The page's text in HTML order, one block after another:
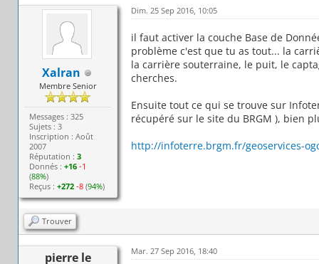
Xalran
Membre Senior
Messages : 325
Sujets : 3
Inscription : Août
2007
Réputation :3
Donnés :+16 -1
(88%)
Reçus :+272 -8 (94%)
Dim. 25 Sep 2016, 10:05
il faut activer la couche Base de
problème c'est que tu as tout... la
la carrière souterraine, le puit, le
cherches.
Ensuite tout ce qui se trouve sur
récupéré sur le site du BRGM ), bien
http://infoterre.brgm.fr/geoservices-
Trouver
pierre le
Mar. 27 Sep 2016, 18:40